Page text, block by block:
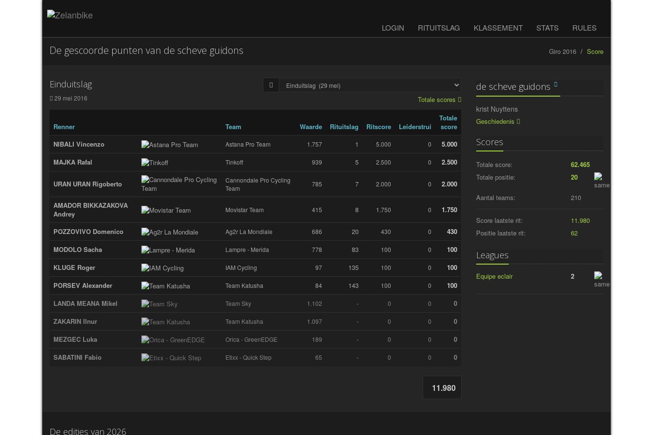
LOGIN RITUITSLAG KLASSEMENT STATS RULES
De gescoorde punten van de scheve guidons Giro 2016 Score
de scheve guidons
krist Nuyttens
Geschiedenis
Scores
Totale score:
62.465
Totale positie:
20
Aantal teams: 210
Score laatste rit:
11.980
Positie laatste rit:
62
Leagues
Equipe eclair 2
Einduitslag
29 mei 2016 Totale scores
Renner Team Waarde Rituitslag Ritscore Leiderstrui
Totale
score
NIBALI Vincenzo
Astana Pro Team 1.757 1 5.000 0
5.000
MAJKA Rafal
Tinkoff 939 5 2.500 0 2.500
URAN URAN Rigoberto
Cannondale Pro Cycling
Team
785 7 2.000 0 2.000
AMADOR BIKKAZAKOVA
Andrey
Movistar Team 415 8 1.750 0 1.750
POZZOVIVO Domenico Ag2r La Mondiale 686 20 430 0
430
MODOLO Sacha
Lampre - Merida 778 83 100 0
100
KLUGE Roger
IAM Cycling 97 135 100 0
100
PORSEV Alexander
Team Katusha 84 143 100 0
100
LANDA MEANA Mikel
Team Sky 1.102 - 0 0
0
ZAKARIN Ilnur
Team Katusha 1.097 - 0 0
0
MEZGEC Luka
Orica - GreenEDGE 189 - 0 0
0
SABATINI Fabio
Etixx - Quick Step 65 - 0 0 0
11.980
De edities van 2026